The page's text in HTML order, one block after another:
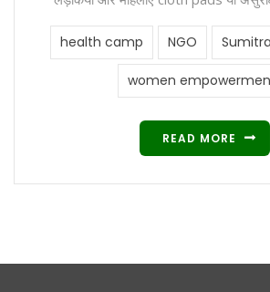
health camp NGO
women
READ MORE